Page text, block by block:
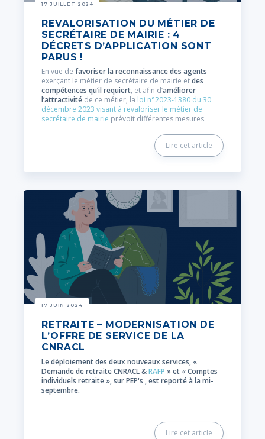
17 JUILLET 2024
REVALORISATION DU MÉTIER DE
SECRÉTAIRE DE MAIRIE : 4
DÉCRETS D’APPLICATION SONT
PARUS !
En vue defavoriser la reconnaissance des agents
exerçant le métier de secrétaire de mairie etdes
compétences qu’il requiert, et afin d’améliorer
l’attractivité de ce métier, la loi n°2023-1380 du 30
décembre 2023 visant à revaloriser le métier de
secrétaire de mairie prévoit différentes mesures.
Lire cet article
17 JUIN 2024
RETRAITE – MODERNISATION DE
L’OFFRE DE SERVICE DE LA
CNRACL
Le déploiement des deux nouveaux services, «
Demande de retraite CNRACL &RAFP » et « Comptes
individuels retraite », sur PEP's , est reporté à la mi-
septembre.
Lire cet article